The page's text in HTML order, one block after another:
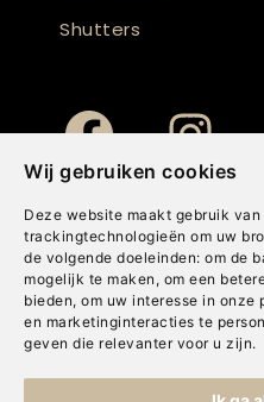
Wij gebruiken cookies
Deze website maakt gebruik
trackingtechnologieën om uw
de volgende doeleinden: om de
mogelijk te maken , om een
bieden, om uw interesse in onze
en marketinginteracties te
geven die relevanter voor u zijn.
Shutters